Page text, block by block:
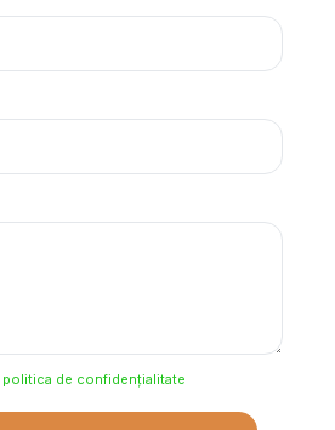
politica de confidențialitate